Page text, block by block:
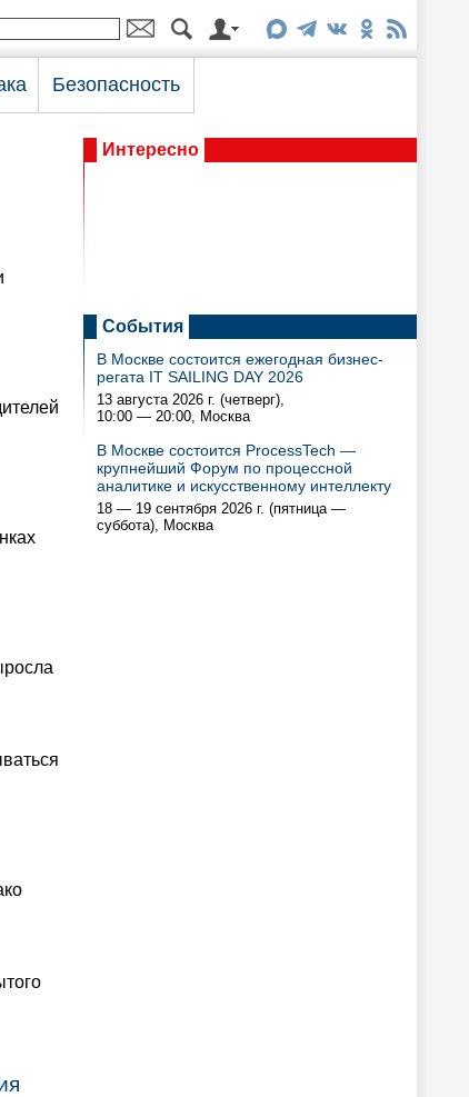
Безопасность
Интересно
События
В Москве состоится ежегодная бизнес-
регата IT SAILING DAY 2026
13 августа 2026 г. (четверг),
10:00 — 20:00, Москва
В Москве состоится ProcessTech —
крупнейший Форум по процессной
аналитике и искусственному интеллекту
18 — 19 сентября 2026 г. (пятница —
суббота), Москва